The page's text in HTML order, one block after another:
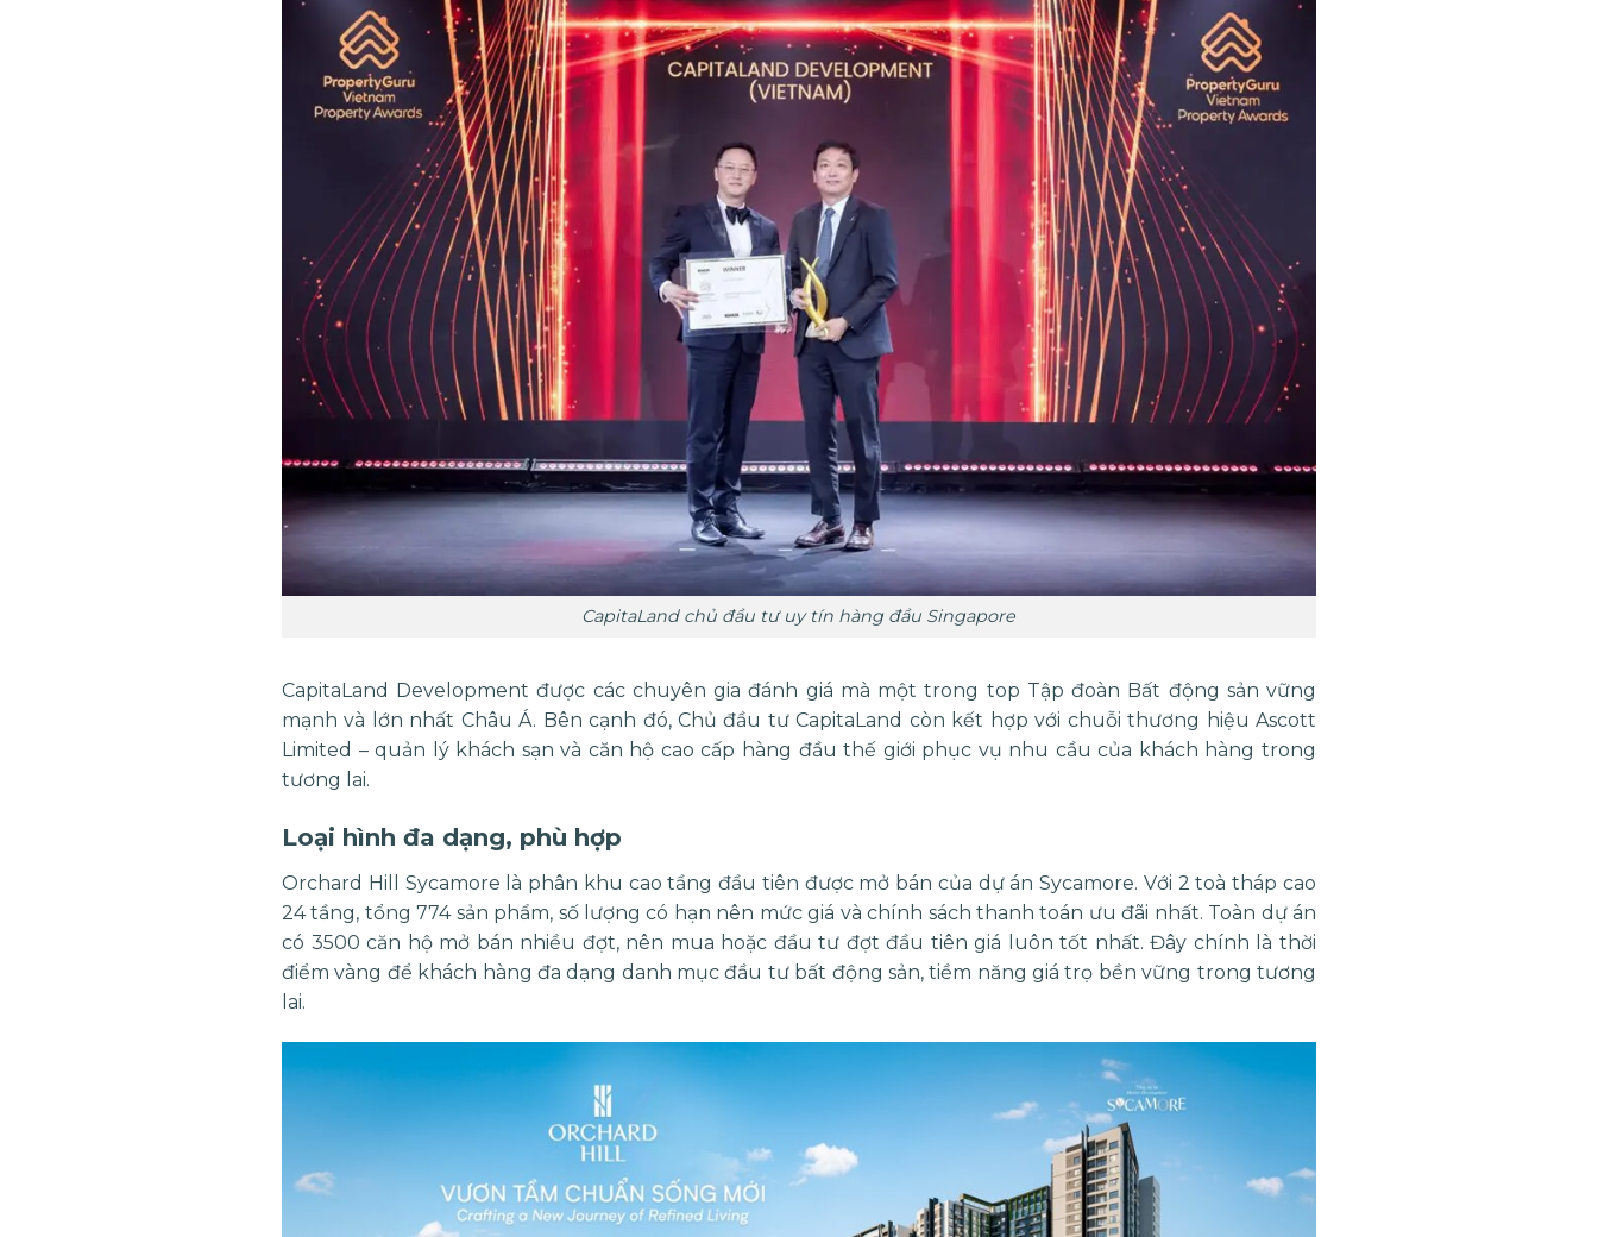
CapitaLand chủ đầu tư uy tín hàng đầu Singapore
CapitaLand Development được các chuyên gia đánh giá mà một trong top Tập đoàn Bất động sản vững
mạnh và lớn nhất Châu Á. Bên cạnh đó, Chủ đầu tư CapitaLand còn kết hợp với chuỗi thương hiệu Ascott
Limited – quản lý khách sạn và căn hộ cao cấp hàng đầu thế giới phục vụ nhu cầu của khách hàng trong
tương lai.
Loại hình đa dạng, phù hợp
Orchard Hill Sycamore là phân khu cao tầng đầu tiên được mở bán của dự án Sycamore. Với 2 toà tháp cao
24 tầng, tổng 774 sản phẩm, số lượng có hạn nên mức giá và chính sách thanh toán ưu đãi nhất. Toàn dự án
có 3500 căn hộ mở bán nhiều đợt, nên mua hoặc đầu tư đợt đầu tiên giá luôn tốt nhất. Đây chính là thời
điểm vàng để khách hàng đa dạng danh mục đầu tư bất động sản, tiềm năng giá trọ bền vững trong tương
lai.